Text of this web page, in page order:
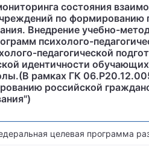
состояния
по формированию
Внедрение учебно-
психолого-
педагогической
идентичности
рамках ГК
российской
целевая программа